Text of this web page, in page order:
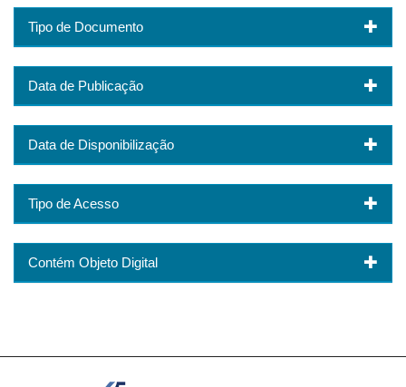
Tipo de Documento
Data de Publicação
Data de Disponibilização
Tipo de Acesso
Contém Objeto Digital